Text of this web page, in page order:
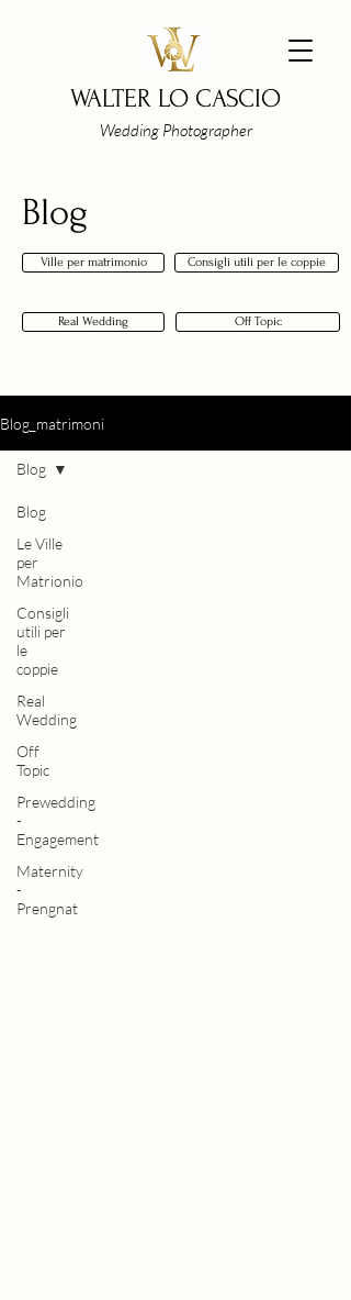
WALTER LO CASCIO
Wedding Photographer
Blog
Ville per matrimonio Consigli utili per le coppie
Real Wedding Off Topic
Blog_matrimoni
Blog
Le Ville
per
Matrionio
Consigli
utili per
le
coppie
Real
Wedding
Off
Topic
Prewedding
-
Engagement
Maternity
-
Prengnat
Blog